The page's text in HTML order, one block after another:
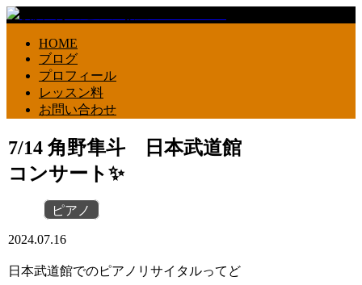
HOME
ブログ
プロフィール
レッスン料
お問い合わせ
7/14 角野隼斗 日本武道館
コンサート✨
ピアノ
2024.07.16
日本武道館でのピアノリサイタルってど